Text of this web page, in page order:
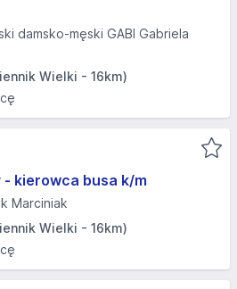
damsko-męski GABI Gabriela
Wielki - 16km)
kierowca busa k/m
Marciniak
Wielki - 16km)